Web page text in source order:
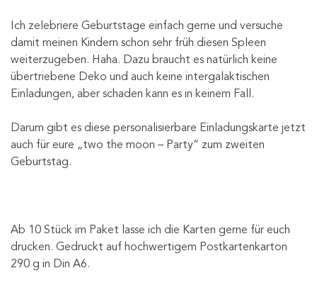
Ich zelebriere Geburtstage einfach gerne und versuche
damit meinen Kindern schon sehr früh diesen Spleen
weiterzugeben. Haha. Dazu braucht es natürlich keine
übertriebene Deko und auch keine intergalaktischen
Einladungen, aber schaden kann es in keinem Fall.
Darum gibt es diese personalisierbare Einladungskarte jetzt
auch für eure „two the moon – Party“ zum zweiten
Geburtstag.
Ab 10 Stück im Paket lasse ich die Karten gerne für euch
drucken. Gedruckt auf hochwertigem Postkartenkarton
290 g in Din A6.